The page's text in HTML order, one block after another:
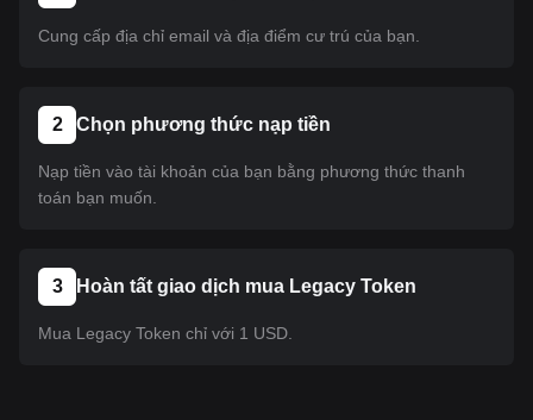
Cung cấp địa chỉ email và địa điểm cư trú của bạn.
2 Chọn phương thức nạp tiền
Nạp tiền vào tài khoản của bạn bằng phương thức thanh
toán bạn muốn.
3 Hoàn tất giao dịch mua Legacy Token
Mua Legacy Token chỉ với 1 USD.